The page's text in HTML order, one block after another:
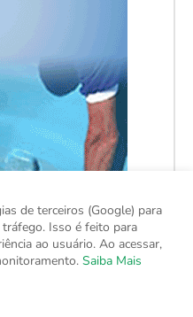
de terceiros (Google) para
Isso é feito para
ao usuário. Ao acessar,
Saiba Mais